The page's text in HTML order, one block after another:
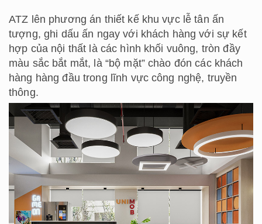
ATZ lên phương án thiết kế khu vực lễ tân ấn
tượng, ghi dấu ấn ngay với khách hàng với sự kết
hợp của nội thất là các hình khối vuông, tròn đầy
màu sắc bắt mắt, là “bộ mặt” chào đón các khách
hàng hàng đầu trong lĩnh vực công nghệ, truyền
thông.